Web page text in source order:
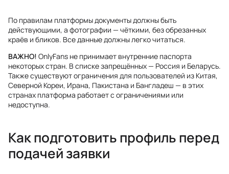
По правилам платформы документы должны быть
действующими, а фотографии — чёткими, без обрезанных
краёв и бликов. Все данные должны легко читаться.
ВАЖНО! OnlyFans не принимает внутренние паспорта
некоторых стран. В списке запрещённых — Россия и Беларусь.
Также существуют ограничения для пользователей из Китая,
Северной Кореи, Ирана, Пакистана и Бангладеш — в этих
странах платформа работает с ограничениями или
недоступна.
Как подготовить профиль перед
подачей заявки